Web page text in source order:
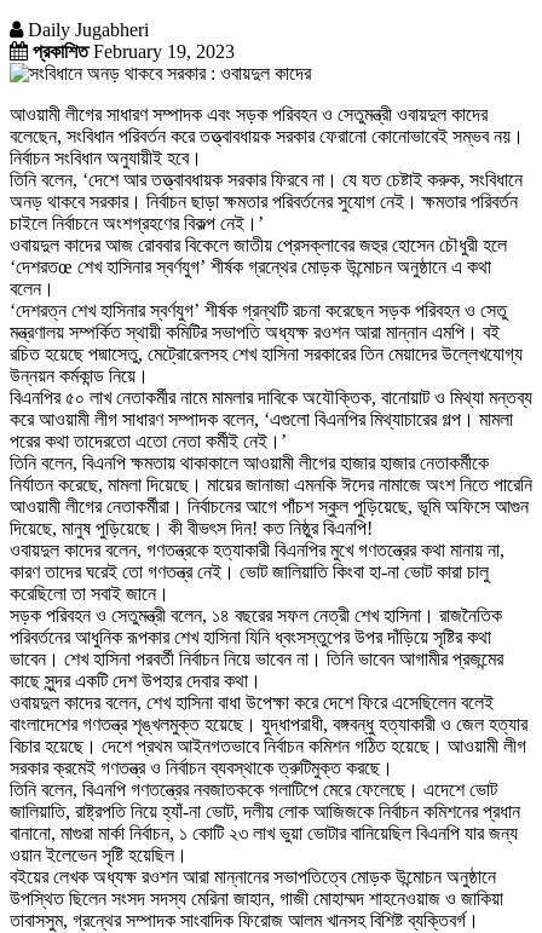
Daily Jugabheri
প্রকাশিতFebruary 19, 2023
আওয়ামী লীগের সাধারণ সম্পাদক এবং সড়ক পরিবহন ও সেতুমন্ত্রী ওবায়দুল কাদের
বলেছেন, সংবিধান পরিবর্তন করে তত্ত্বাবধায়ক সরকার ফেরানো কোনোভাবেই সম্ভব নয়।
নির্বাচন সংবিধান অনুযায়ীই হবে।
তিনি বলেন, ‘দেশে আর তত্ত্বাবধায়ক সরকার ফিরবে না। যে যত চেষ্টাই করুক, সংবিধানে
অনড় থাকবে সরকার। নির্বাচন ছাড়া ক্ষমতার পরিবর্তনের সুযোগ নেই। ক্ষমতার পরিবর্তন
চাইলে নির্বাচনে অংশগ্রহণের বিকল্প নেই।’
ওবায়দুল কাদের আজ রোববার বিকেলে জাতীয় প্রেসক্লাবের জহুর হোসেন চৌধুরী হলে
‘দেশরতœ শেখ হাসিনার স্বর্ণযুগ’ শীর্ষক গ্রন্থের মোড়ক উন্মোচন অনুষ্ঠানে এ কথা
বলেন।
‘দেশরত্ন শেখ হাসিনার স্বর্ণযুগ’ শীর্ষক গ্রন্থটি রচনা করেছেন সড়ক পরিবহন ও সেতু
মন্ত্রণালয় সম্পর্কিত স্থায়ী কমিটির সভাপতি অধ্যক্ষ রওশন আরা মান্নান এমপি। বই
রচিত হয়েছে পদ্মাসেতু, মেট্রোরেলসহ শেখ হাসিনা সরকারের তিন মেয়াদের উল্লেখযোগ্য
উন্নয়ন কর্মকান্ড নিয়ে।
বিএনপির ৫০ লাখ নেতাকর্মীর নামে মামলার দাবিকে অযৌক্তিক, বানোয়াট ও মিথ্যা মন্তব্য
করে আওয়ামী লীগ সাধারণ সম্পাদক বলেন, ‘এগুলো বিএনপির মিথ্যাচারের গল্প। মামলা
পরের কথা তাদেরতো এতো নেতা কর্মীই নেই।’
তিনি বলেন, বিএনপি ক্ষমতায় থাকাকালে আওয়ামী লীগের হাজার হাজার নেতাকর্মীকে
নির্যাতন করেছে, মামলা দিয়েছে। মায়ের জানাজা এমনকি ঈদের নামাজে অংশ নিতে পারেনি
আওয়ামী লীগের নেতাকর্মীরা। নির্বাচনের আগে পাঁচশ স্কুল পুড়িয়েছে, ভূমি অফিসে আগুন
দিয়েছে, মানুষ পুড়িয়েছে। কী বীভৎস দিন! কত নিষ্ঠুর বিএনপি!
ওবায়দুল কাদের বলেন, গণতন্ত্রকে হত্যাকারী বিএনপির মুখে গণতন্ত্রের কথা মানায় না,
কারণ তাদের ঘরেই তো গণতন্ত্র নেই। ভোট জালিয়াতি কিংবা হা-না ভোট কারা চালু
করেছিলো তা সবাই জানে।
সড়ক পরিবহন ও সেতুমন্ত্রী বলেন, ১৪ বছরের সফল নেত্রী শেখ হাসিনা। রাজনৈতিক
পরিবর্তনের আধুনিক রূপকার শেখ হাসিনা যিনি ধ্বংসস্তুপের উপর দাঁড়িয়ে সৃষ্টির কথা
ভাবেন। শেখ হাসিনা পরবর্তী নির্বাচন নিয়ে ভাবেন না। তিনি ভাবেন আগামীর প্রজন্মের
কাছে সুন্দর একটি দেশ উপহার দেবার কথা।
ওবায়দুল কাদের বলেন, শেখ হাসিনা বাধা উপেক্ষা করে দেশে ফিরে এসেছিলেন বলেই
বাংলাদেশের গণতন্ত্র শৃঙ্খলমুক্ত হয়েছে। যুদ্ধাপরাধী, বঙ্গবন্ধু হত্যাকারী ও জেল হত্যার
বিচার হয়েছে। দেশে প্রথম আইনগতভাবে নির্বাচন কমিশন গঠিত হয়েছে। আওয়ামী লীগ
সরকার ক্রমেই গণতন্ত্র ও নির্বাচন ব্যবস্থাকে ত্রুটিমুক্ত করছে।
তিনি বলেন, বিএনপি গণতন্ত্রের নবজাতককে গলাটিপে মেরে ফেলেছে। এদেশে ভোট
জালিয়াতি, রাষ্ট্রপতি নিয়ে হ্যাঁ-না ভোট, দলীয় লোক আজিজকে নির্বাচন কমিশনের প্রধান
বানানো, মাগুরা মার্কা নির্বাচন, ১ কোটি ২৩ লাখ ভুয়া ভোটার বানিয়েছিল বিএনপি যার জন্য
ওয়ান ইলেভেন সৃষ্টি হয়েছিল।
বইয়ের লেখক অধ্যক্ষ রওশন আরা মান্নানের সভাপতিত্বে মোড়ক উন্মোচন অনুষ্ঠানে
উপস্থিত ছিলেন সংসদ সদস্য মেরিনা জাহান, গাজী মোহাম্মদ শাহনেওয়াজ ও জাকিয়া
তাবাসসুম, গ্রন্থের সম্পাদক সাংবাদিক ফিরোজ আলম খানসহ বিশিষ্ট ব্যক্তিবর্গ।